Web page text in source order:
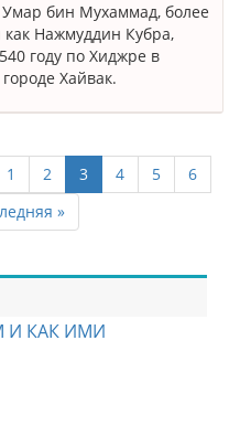
бин Мухаммад, более
как Нажмуддин Кубра,
году по Хиджре в
Хайвак.
1 2 3 4 5
6
»
И КАК ИМИ